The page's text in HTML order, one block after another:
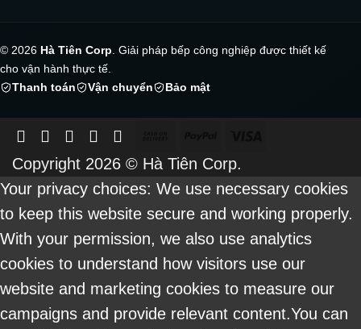
© 2026 Hà Tiên Corp . Giải pháp bếp công nghiệp được thiết kế
cho vận hành thực tế.
Thanh toán
Vận chuyển Bảo mật
On
Delivery
Copyright 2026 © Hà Tiên Corp.
Your privacy choices: We use necessary cookies
to keep this website secure and working properly.
With your permission, we also use analytics
cookies to understand how visitors use our
website and marketing cookies to measure our
campaigns and provide relevant content.You can